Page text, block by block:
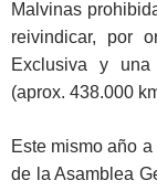
Malvinas
reivindicar, por
Exclusiva y
(aprox. 438.000
Este mismo año
de la Asamblea